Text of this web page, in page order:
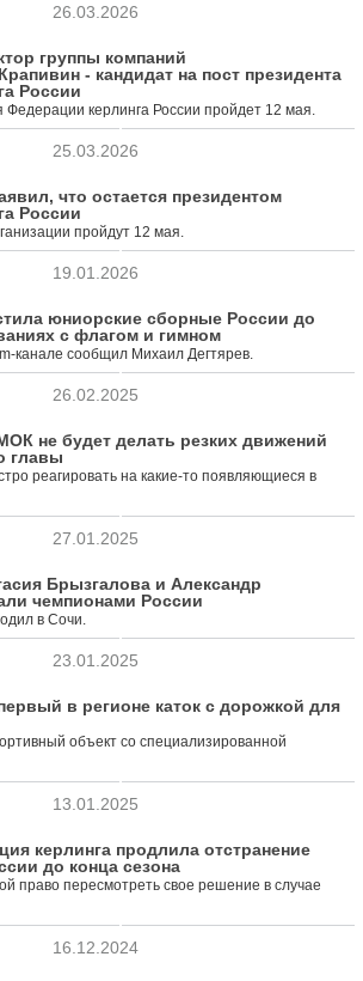
26.03.2026
группы компаний
- кандидат на пост президента
России
керлинга России пройдет 12 мая.
25.03.2026
что остается президентом
России
пройдут 12 мая.
19.01.2026
юниорские сборные России до
с флагом и гимном
канале сообщил Михаил Дегтярев.
26.02.2025
не будет делать резких движений
главы
реагировать на какие-то появляющиеся в
27.01.2025
Брызгалова и Александр
чемпионами России
в Сочи.
23.01.2025
в регионе каток с дорожкой для
объект со специализированной
13.01.2025
керлинга продлила отстранение
до конца сезона
право пересмотреть свое решение в случае
16.12.2024